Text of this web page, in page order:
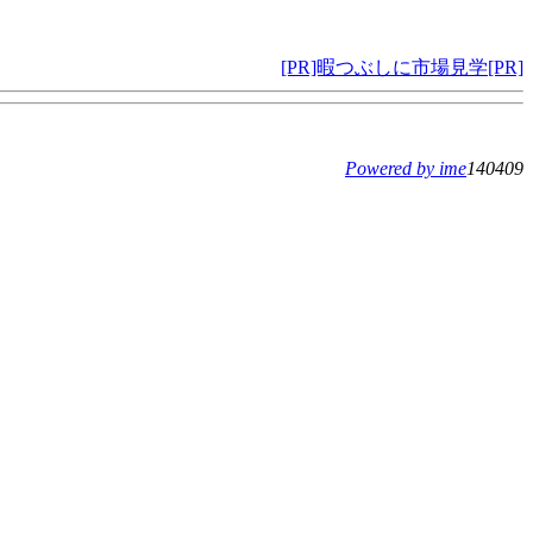
[PR]暇つぶしに市場見学[PR]
Powered by ime140409